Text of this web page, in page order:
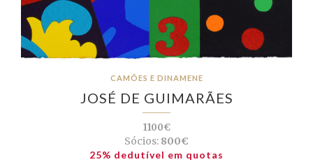
CAMÕES E DINAMENE
JOSÉ DE GUIMARÃES
1100€
Sócios: 800€
25% dedutível em quotas